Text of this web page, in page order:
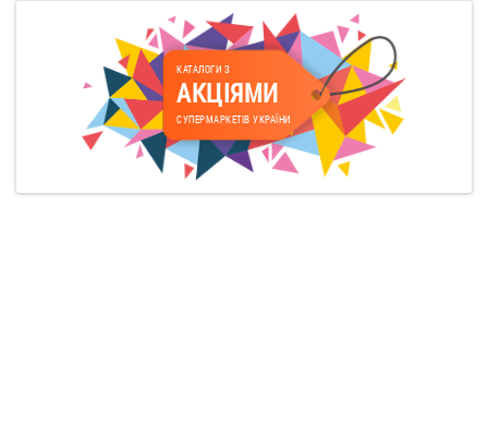
КАТАЛОГИ З
АКЦІЯМИ
СУПЕРМАРКЕТІВ УКРАЇНИ